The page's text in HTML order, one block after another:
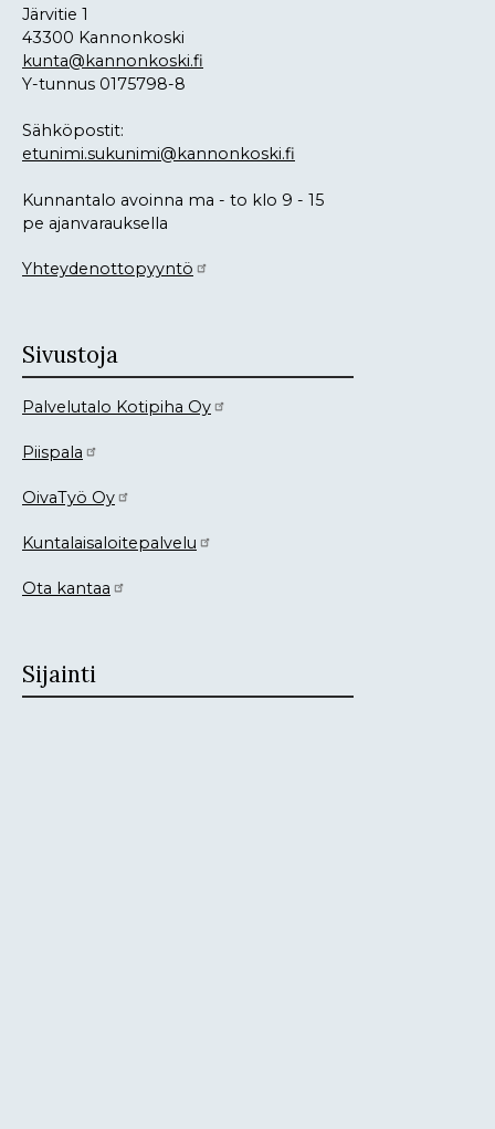
Järvitie 1
43300 Kannonkoski
kunta@kannonkoski.fi
Y-tunnus 0175798-8
Sähköpostit:
etunimi.sukunimi@kannonkoski.fi
Kunnantalo avoinna ma - to klo 9 - 15
pe ajanvarauksella
Yhteydenottopyyntö
Sivustoja
Palvelutalo Kotipiha Oy
Piispala
OivaTyö Oy
Kuntalaisaloitepalvelu
Ota kantaa
Sijainti